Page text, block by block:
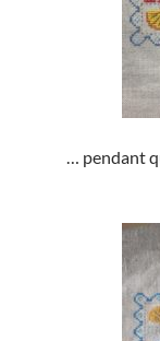
… pendant